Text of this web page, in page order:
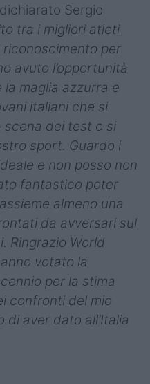
Sergio
tra i migliori atleti
riconoscimento per
avuto l’opportunità
maglia azzurra e
italiani che si
dei test o si
sport. Guardo i
e non posso non
fantastico poter
almeno una
da avversari sul
Ringrazio World
votato la
per la stima
confronti del mio
aver dato all’Italia